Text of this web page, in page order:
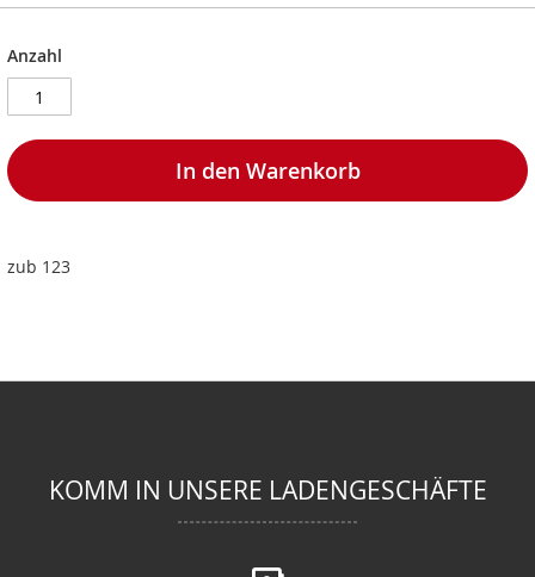
Anzahl
In den Warenkorb
zub 123
KOMM IN UNSERE LADENGESCHÄFTE